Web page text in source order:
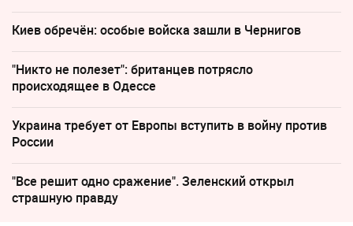
Киев обречён: особые войска зашли в Чернигов
"Никто не полезет": британцев потрясло
происходящее в Одессе
Украина требует от Европы вступить в войну против
России
"Все решит одно сражение". Зеленский открыл
страшную правду